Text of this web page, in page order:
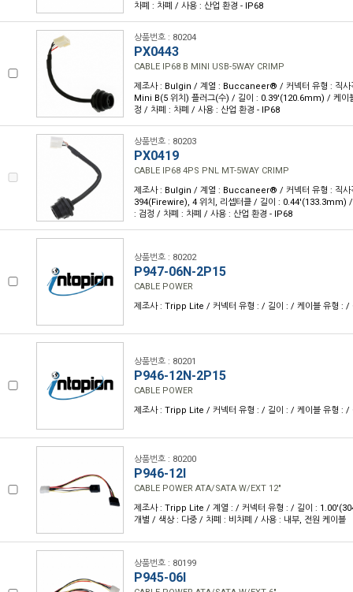
차폐 : 차폐 / 사용 : 산업 환경 - IP68
상품번호 : 80204
PX0443
CABLE IP68 B MINI USB-5WAY CRIMP
제조사 : Bulgin / 계열 : Buccaneer® / 커넥터 유형 : 직사
Mini B(5 위치) 플러그(수) / 길이 : 0.39'(120.6mm) / 케이
정 / 차폐 : 차폐 / 사용 : 산업 환경 - IP68
상품번호 : 80203
PX0419
CABLE IP68 4PS PNL MT-5WAY CRIMP
제조사 : Bulgin / 계열 : Buccaneer® / 커넥터 유형 : 직사
394(Firewire), 4 위치, 리셉터클 / 길이 : 0.44'(133.3mm) /
: 검정 / 차폐 : 차폐 / 사용 : 산업 환경 - IP68
상품번호 : 80202
P947-06N-2P15
CABLE POWER
제조사 : Tripp Lite / 커넥터 유형 : / 길이 : / 케이블 유형 : /
상품번호 : 80201
P946-12N-2P15
CABLE POWER
제조사 : Tripp Lite / 커넥터 유형 : / 길이 : / 케이블 유형 : /
상품번호 : 80200
P946-12I
CABLE POWER ATA/SATA W/EXT 12"
제조사 : Tripp Lite / 계열 : / 커넥터 유형 : / 길이 :
개별 / 색상 : 다중 / 차폐 : 비차폐 / 사용 : 내부, 전원 케이블
상품번호 : 80199
P945-06I